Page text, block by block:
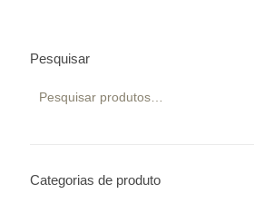
Pesquisar
Categorias de produto